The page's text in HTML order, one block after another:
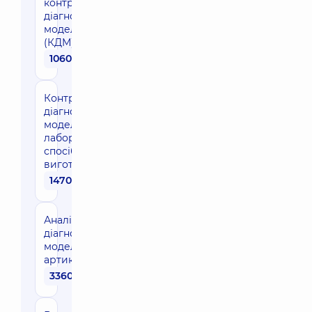
контрольно-
діагностичних
моделей
(КДМ)
1060 грн
Контрольно-
діагностичні
моделі (КДМ)
лабораторний
спосіб
виготовлення
1470 грн
Аналіз
діагностичної
моделі в
артикуляторі
3360 грн